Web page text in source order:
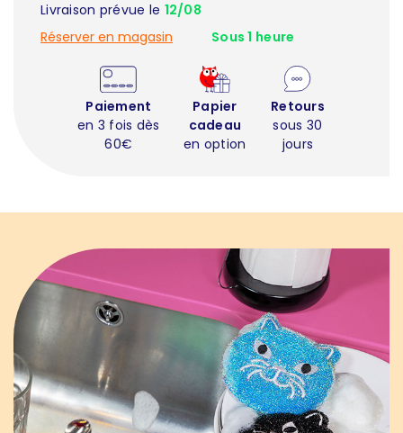
Livraison prévue le 12/08
Réserver en magasin
Sous 1 heure
Paiement
en 3 fois dès
60€
Papier
cadeau
en option
Retours
sous 30
jours